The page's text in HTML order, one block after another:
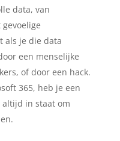
data, van
als je die data
een menselijke
of door een hack.
365, heb je een
altijd in staat om